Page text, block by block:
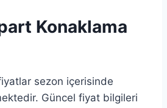
Konaklama
sezon içerisinde
Güncel fiyat bilgileri